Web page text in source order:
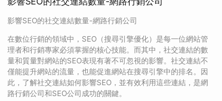
影響SEO的社交連結數量-網路行銷公司
在數位行銷的領域中，SEO（搜尋引擎優化）是每一位網站管
理者和行銷專家必須掌握的核心技能。而其中，社交連結的數
量和質量對網站的SEO表現有著不可忽視的影響。社交連結不
僅能提升網站的流量，也能促進網站在搜尋引擎中的排名。因
此，了解社交連結如何影響SEO，並有效利用這些連結，是網
路行銷公司和SEO公司成功的關鍵。